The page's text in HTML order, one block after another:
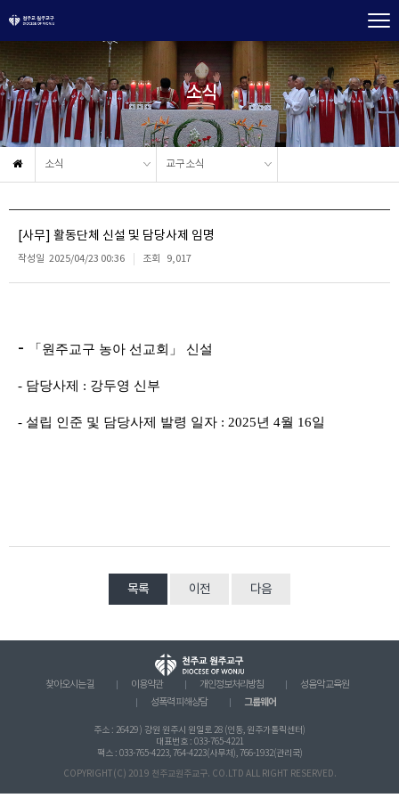
소식
소식 교구소식
[사무] 활동단체 신설 및 담당사제 임명
작성일 2025/04/23 00:36 조회 9,017
- 「 원주교구 농아 선교회 」 신설
- 담당사제 : 강두영 신부
- 설립 인준 및 담당사제 발령 일자 : 2025년 4월 16일
목록 이전 다음
찾아오시는 길 이용약관 개인정보처리방침
성음악 교육원
성폭력 피해상담
그룹웨어
주소 : 26429 ) 강원 원주시 원일로 28 (인동, 원주가톨릭센터)
대표번호 : 033-765-4221
팩스 : 033-765-4223, 764-4223(사무처), 766-1932(관리국)
COPYRIGHT(C) 2019 천주교원주교구. CO.LTD ALL RIGHT RESERVED.